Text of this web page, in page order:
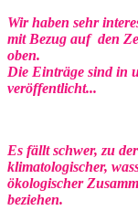
Wir haben sehr
mit Bezug auf den
oben.
Die Einträge sind in
veröffentlicht...
Es fällt schwer, zu
klimatologischer,
ökologischer
beziehen.